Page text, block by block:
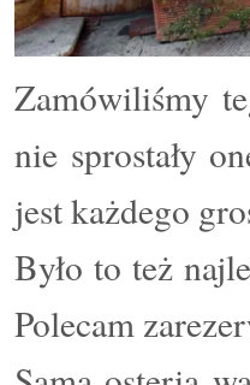
Zamówiliśmy
nie sprostały
jest każdego
Było to też
Polecam